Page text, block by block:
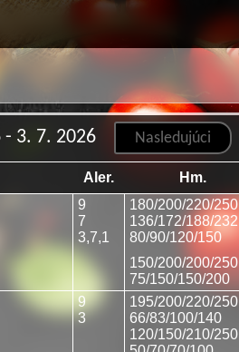
- 3. 7. 2026
Aler. Hm.
9
7
3,7,1
180/200/220/250
136/172/188/232
80/90/120/150
150/200/200/250
75/150/150/200
9
3
195/200/220/250
66/83/100/140
120/150/210/250